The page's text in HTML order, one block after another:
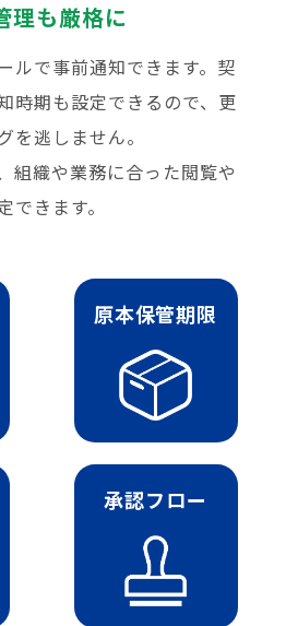
理も厳格に
ルで事前通知できます。契
時期も設定できるので、更
を逃しません。
組織や業務に合った閲覧や
きます。
原本保管期限
承認フロー